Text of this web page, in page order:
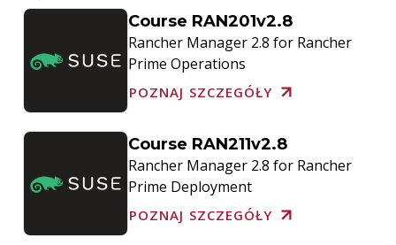
Course RAN201v2.8
Rancher Manager 2.8 for Rancher
Prime Operations
POZNAJ SZCZEGÓŁY
Course RAN211v2.8
Rancher Manager 2.8 for Rancher
Prime Deployment
POZNAJ SZCZEGÓŁY